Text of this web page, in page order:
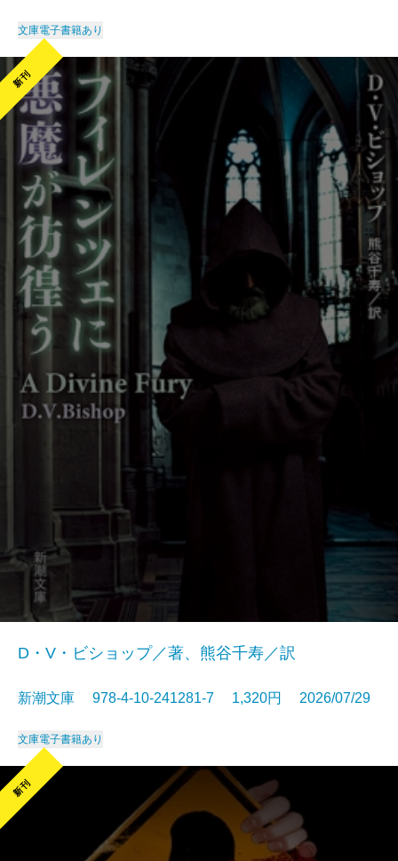
文庫電子書籍あり
新刊
D・V・ビショップ／著、熊谷千寿／訳
新潮文庫 978-4-10-241281-7 1,320円 2026/07/29
文庫電子書籍あり
新刊